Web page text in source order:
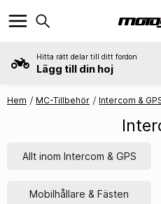
Hitta rätt delar till ditt fordon
Lägg till din hoj
Hem MC-Tillbehör Intercom &
Allt inom Intercom & GPS
Mobilhållare & Fästen